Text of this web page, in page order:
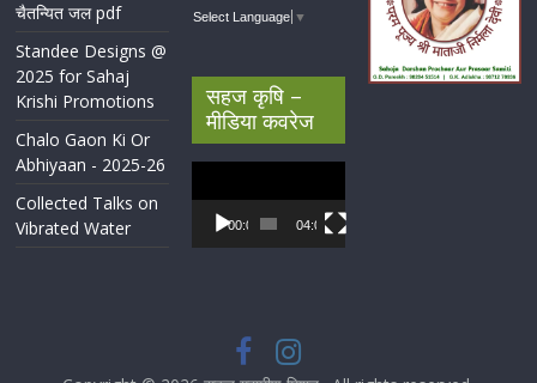
चैतन्यित जल pdf
Standee Designs @
2025 for Sahaj
Krishi Promotions
Chalo Gaon Ki Or
Abhiyaan - 2025-26
Collected Talks on
Vibrated Water
Select Language ▼
सहज कृषि –
मीडिया कवरेज
Player
00:00 04:07